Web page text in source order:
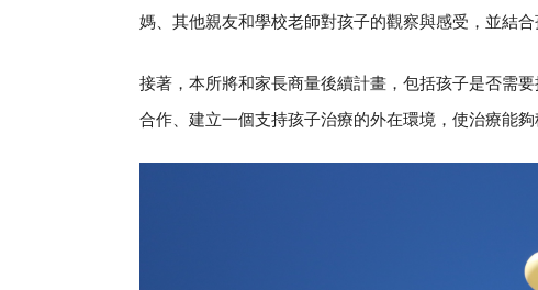
媽、其他親友和學校老師對孩子的觀察與感受，並結
接著，本所將和家長商量後續計畫，包括孩子是否需
合作、建立一個支持孩子治療的外在環境，使治療能夠